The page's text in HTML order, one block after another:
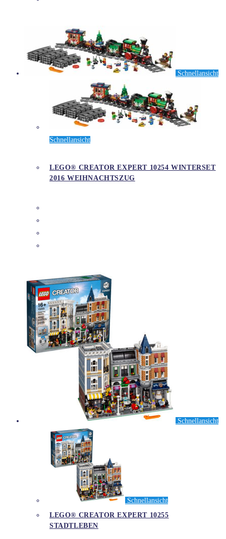
Schnellansicht
Schnellansicht
LEGO® CREATOR EXPERT 10254 WINTERSET
2016 WEIHNACHTSZUG
Schnellansicht
Schnellansicht
LEGO® CREATOR EXPERT 10255
STADTLEBEN